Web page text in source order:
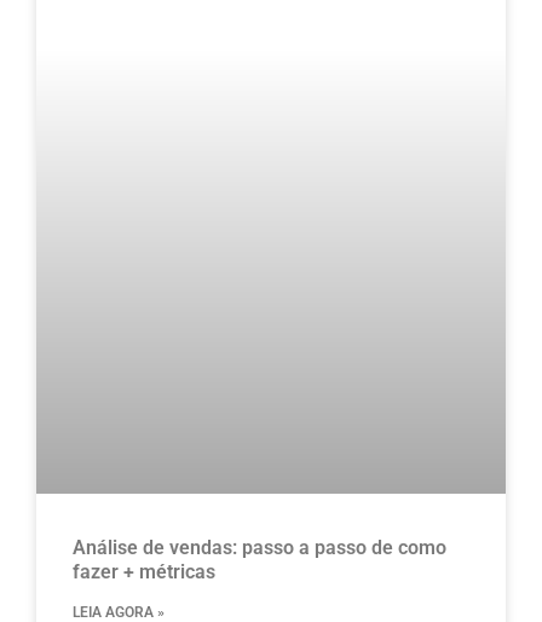
Análise de vendas: passo a passo de como
fazer + métricas
LEIA AGORA »